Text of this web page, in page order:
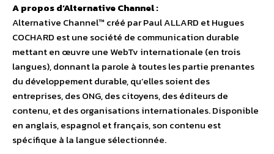
A propos d’Alternative Channel :
Alternative Channel™ créé par Paul ALLARD et Hugues
COCHARD est une société de communication durable
mettant en œuvre une WebTv internationale (en trois
langues), donnant la parole à toutes les partie prenantes
du développement durable, qu’elles soient des
entreprises, des ONG, des citoyens, des éditeurs de
contenu, et des organisations internationales. Disponible
en anglais, espagnol et français, son contenu est
spécifique à la langue sélectionnée.